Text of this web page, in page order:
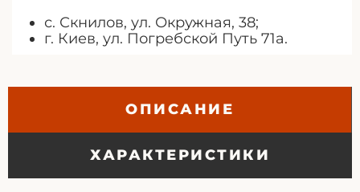
с. Скнилов, ул. Окружная, 38;
г. Киев, ул. Погребской Путь 71а.
ОПИСАНИЕ
ХАРАКТЕРИСТИКИ